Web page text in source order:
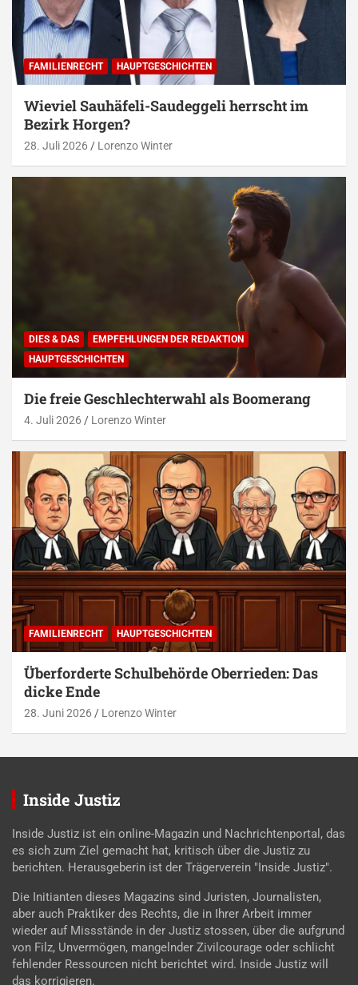
FAMILIENRECHT HAUPTGESCHICHTEN
Wieviel Sauhäfeli-Saudeggeli herrscht im
Bezirk Horgen?
28. Juli 2026 Lorenzo Winter
DIES & DAS
EMPFEHLUNGEN DER REDAKTION
HAUPTGESCHICHTEN
Die freie Geschlechterwahl als Boomerang
4. Juli 2026 Lorenzo Winter
FAMILIENRECHT HAUPTGESCHICHTEN
Überforderte Schulbehörde Oberrieden: Das
dicke Ende
28. Juni 2026 Lorenzo Winter
Inside Justiz
Inside Justiz ist ein online-Magazin und Nachrichtenportal, das
es sich zum Ziel gemacht hat, kritisch über die Justiz zu
berichten. Herausgeberin ist der Trägerverein "Inside Justiz".
Die Initianten dieses Magazins sind Juristen, Journalisten,
aber auch Praktiker des Rechts, die in Ihrer Arbeit immer
wieder auf Missstände in der Justiz stossen, über die aufgrund
von Filz, Unvermögen, mangelnder Zivilcourage oder schlicht
fehlender Ressourcen nicht berichtet wird. Inside Justiz will
das korrigieren.